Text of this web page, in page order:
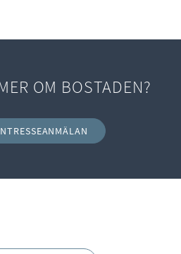
OM BOSTADEN?